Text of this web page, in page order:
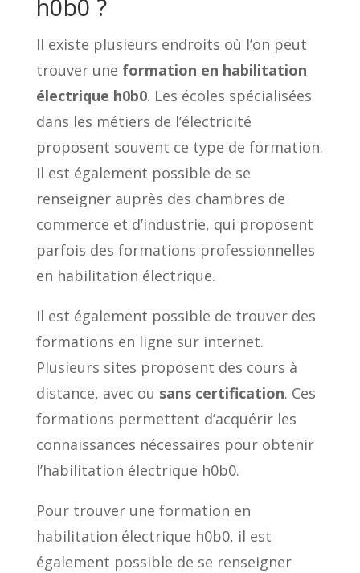
h0b0 ?
Il existe plusieurs endroits où l’on peut
trouver une formation en habilitation
électrique h0b0. Les écoles spécialisées
dans les métiers de l’électricité
proposent souvent ce type de formation.
Il est également possible de se
renseigner auprès des chambres de
commerce et d’industrie, qui proposent
parfois des formations professionnelles
en habilitation électrique.
Il est également possible de trouver des
formations en ligne sur internet.
Plusieurs sites proposent des cours à
distance, avec ou sans certification. Ces
formations permettent d’acquérir les
connaissances nécessaires pour obtenir
l’habilitation électrique h0b0.
Pour trouver une formation en
habilitation électrique h0b0, il est
également possible de se renseigner